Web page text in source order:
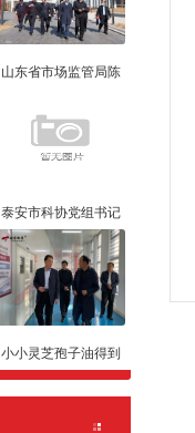
山东省市场监管局陈
泰安市科协党组书记
小小灵芝孢子油得到